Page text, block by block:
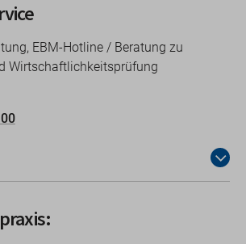
EBM-Hotline / Beratung zu
Wirtschaftlichkeitsprüfung